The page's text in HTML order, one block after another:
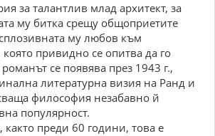
за талантлив млад архитект, за
му битка срещу общоприетите
му любов към
привидно се опитва да го
се появява през 1943 г.,
литературна визия на Ранд и
философия незабавно й
популярност.
както преди 60 години, това е